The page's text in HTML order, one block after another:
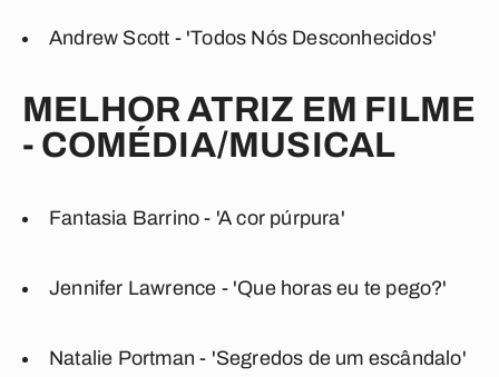
Andrew Scott - 'Todos Nós Desconhecidos'
MELHOR ATRIZ EM FILME
- COMÉDIA/MUSICAL
Fantasia Barrino - 'A cor púrpura'
Jennifer Lawrence - 'Que horas eu te pego?'
Natalie Portman - 'Segredos de um escândalo'